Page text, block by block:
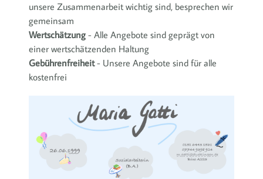
unsere Zusammenarbeit wichtig sind, besprechen wir
gemeinsam
Wertschätzung - Alle Angebote sind geprägt von
einer wertschätzenden Haltung
Gebührenfreiheit- Unsere Angebote sind für alle
kostenfrei